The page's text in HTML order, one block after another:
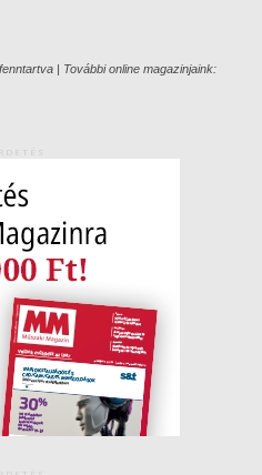
| További online magazinjaink: